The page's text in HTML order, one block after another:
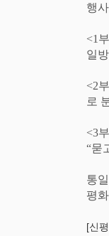
행
<1 부
일
<2부
로
<3부
“묻
통
평
[신